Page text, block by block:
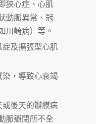
狹心症、心肌
動脈異常、冠
川崎病）等。
症及擴張型心肌
染，導致心衰竭
或後天的瓣膜病
脈瓣閉所不全